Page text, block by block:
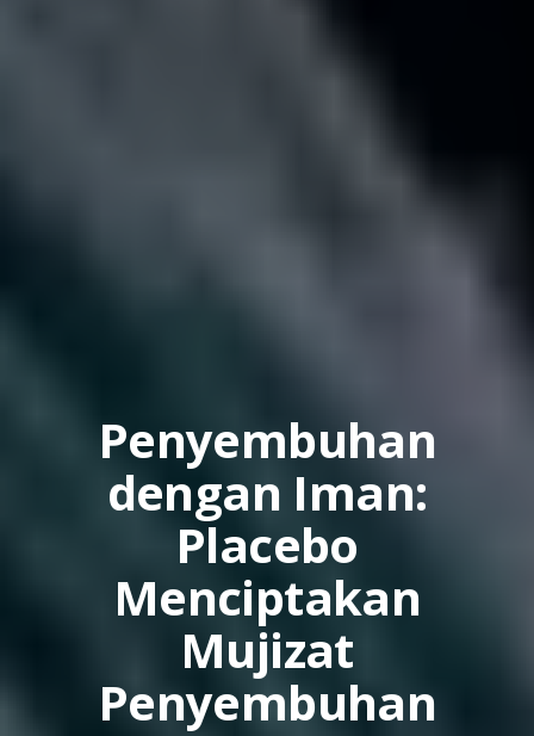
Penyembuhan
dengan Iman:
Placebo
Menciptakan
Mujizat
Penyembuhan